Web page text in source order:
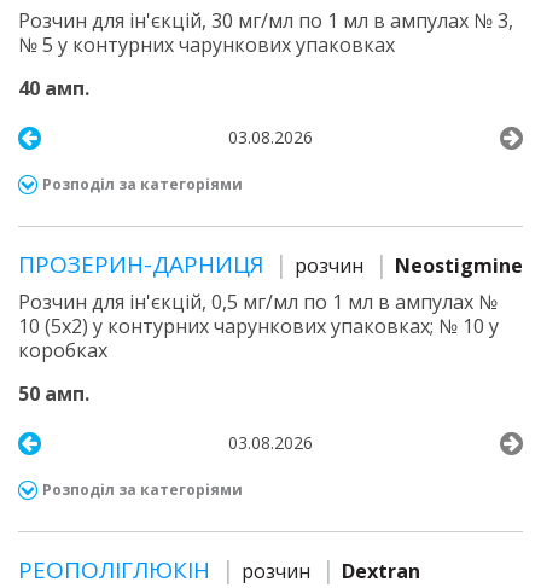
Розчин для ін'єкцій, 30 мг/мл по 1 мл в ампулах № 3,
№ 5 у контурних чарункових упаковках
40 амп.
03.08.2026
Розподіл за категоріями
ПРОЗЕРИН-ДАРНИЦЯ розчин
Neostigmine
Розчин для ін'єкцій, 0,5 мг/мл по 1 мл в ампулах №
10 (5х2) у контурних чарункових упаковках; № 10 у
коробках
50 амп.
03.08.2026
Розподіл за категоріями
РЕОПОЛІГЛЮКІН розчин
Dextran